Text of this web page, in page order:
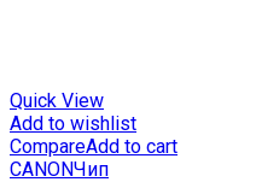
Quick View
Add to wishlist
CompareAdd to cart
CANONЧип